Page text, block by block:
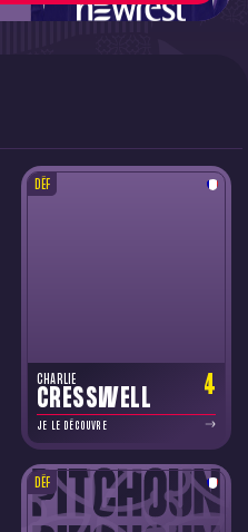
DÉF
CHARLIE
CRESSWELL 4
JE LE DÉCOUVRE
DÉF